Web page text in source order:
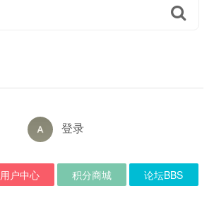
登录
用户中心 积分商城 论坛BBS